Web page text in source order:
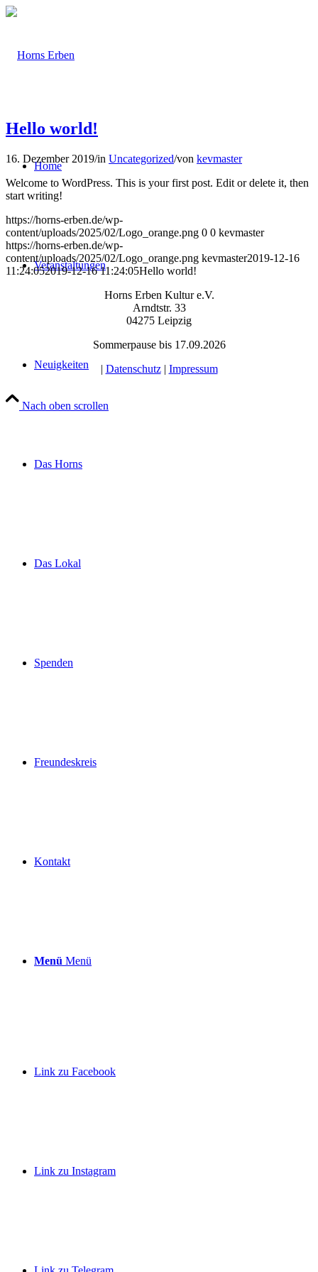
Home
Veranstaltungen
Neuigkeiten
Das Horns
Das Lokal
Spenden
Freundeskreis
Kontakt
Menü Menü
Link zu Facebook
Link zu Instagram
Hello world!
16. Dezember 2019/in Uncategorized/von kevmaster
Welcome to WordPress. This is your first post. Edit or delete it, then
start writing!
https://horns-erben.de/wp-
content/uploads/2025/02/Logo_orange.png 0 0 kevmaster
https://horns-erben.de/wp-
content/uploads/2025/02/Logo_orange.png kevmaster2019-12-16
11:24:052019-12-16 11:24:05Hello world!
Horns Erben Kultur e.V.
Arndtstr. 33
04275 Leipzig
Sommerpause bis 17.09.2026
| Datenschutz| Impressum
Nach oben scrollen